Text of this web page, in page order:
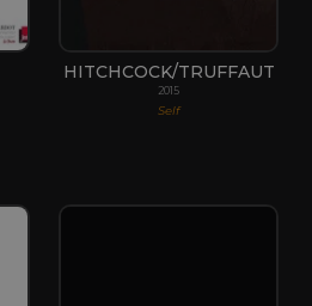
HITCHCOCK/TRUFFAUT
2015
Self